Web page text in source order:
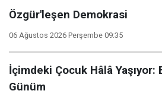
Özgür'leşen Demokrasi
06 Ağustos 2026 Perşembe 09:35
İçimdeki Çocuk Hâlâ Yaşıyor:
Günüm